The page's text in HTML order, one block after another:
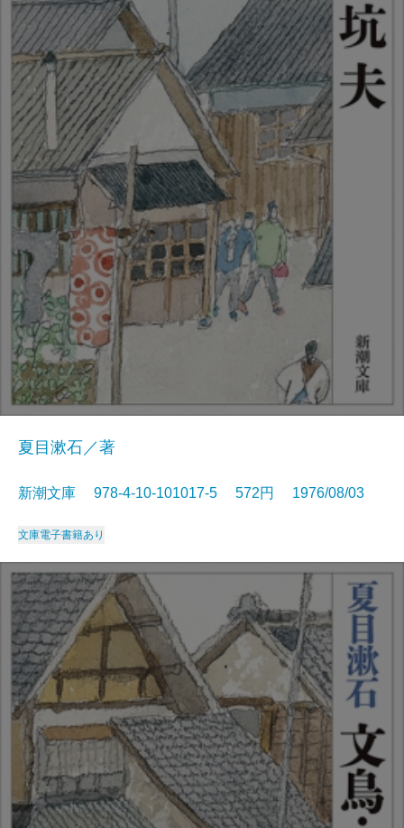
夏目漱石／著
新潮文庫 978-4-10-101017-5 572円 1976/08/03
文庫電子書籍あり